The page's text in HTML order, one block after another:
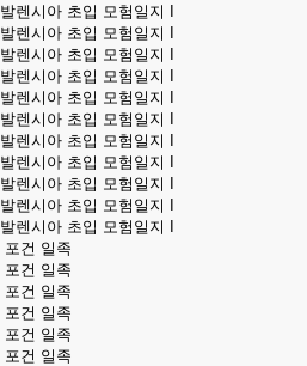
렌시아 초입 모험일지 I
렌시아 초입 모험일지 I
렌시아 초입 모험일지 I
렌시아 초입 모험일지 I
렌시아 초입 모험일지 I
렌시아 초입 모험일지 I
렌시아 초입 모험일지 I
렌시아 초입 모험일지 I
렌시아 초입 모험일지 I
렌시아 초입 모험일지 I
렌시아 초입 모험일지 I
건 일족
건 일족
건 일족
건 일족
건 일족
건 일족